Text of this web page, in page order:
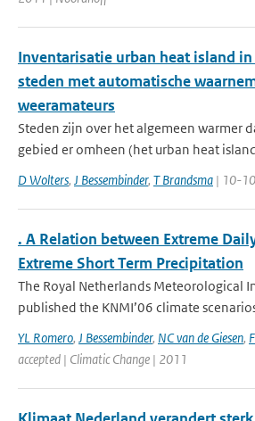
Inventarisatie urban heat island
steden met automatische
weeramateurs
Steden zijn over het algemeen warmer
gebied er omheen (het urban heat
D Wolters, J Bessembinder, T Brandsma | 10-
. A Relation between Extreme
Extreme Short Term Precipitation
The Royal Netherlands Meteorological
published the KNMI’06 climate
YL Romero, J Bessembinder, NC van de Giesen,
accepted | Climatic Change | 2011